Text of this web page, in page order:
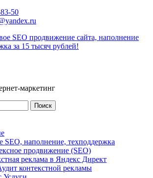
50
SEO продвижение сайта, наполнение
за 15 тысяч рублей!
маркетинг
SEO, наполнение, техподдержка
продвижение (SEO)
реклама в Яндекс Директ
контекстной рекламы